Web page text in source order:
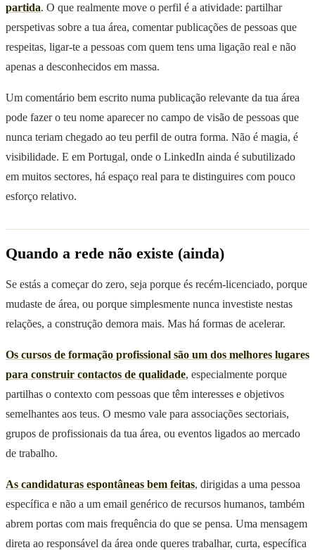
partida. O que realmente move o perfil é a atividade: partilhar
perspetivas sobre a tua área, comentar publicações de pessoas que
respeitas, ligar-te a pessoas com quem tens uma ligação real e não
apenas a desconhecidos em massa.
Um comentário bem escrito numa publicação relevante da tua área
pode fazer o teu nome aparecer no campo de visão de pessoas que
nunca teriam chegado ao teu perfil de outra forma. Não é magia, é
visibilidade. E em Portugal, onde o LinkedIn ainda é subutilizado
em muitos sectores, há espaço real para te distinguires com pouco
esforço relativo.
Quando a rede não existe (ainda)
Se estás a começar do zero, seja porque és recém-licenciado, porque
mudaste de área, ou porque simplesmente nunca investiste nestas
relações, a construção demora mais. Mas há formas de acelerar.
Os cursos de formação profissional são um dos melhores lugares
para construir contactos de qualidade, especialmente porque
partilhas o contexto com pessoas que têm interesses e objetivos
semelhantes aos teus. O mesmo vale para associações sectoriais,
grupos de profissionais da tua área, ou eventos ligados ao mercado
de trabalho.
As candidaturas espontâneas bem feitas, dirigidas a uma pessoa
específica e não a um email genérico de recursos humanos, também
abrem portas com mais frequência do que se pensa. Uma mensagem
direta ao responsável da área onde queres trabalhar, curta, específica